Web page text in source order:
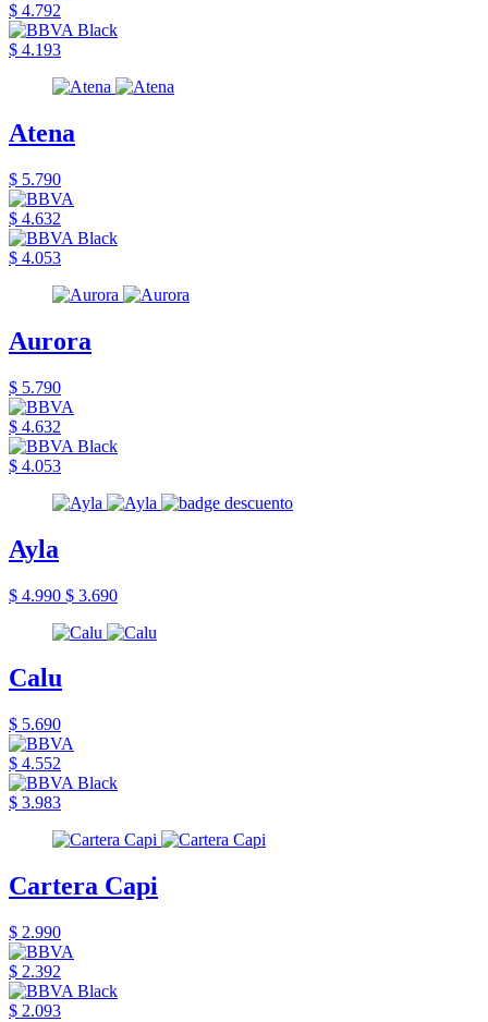
$ 4.792
$ 4.193
Atena
$ 5.790
$ 4.632
$ 4.053
Aurora
$ 5.790
$ 4.632
$ 4.053
Ayla
$ 4.990 $ 3.690
Calu
$ 5.690
$ 4.552
$ 3.983
Cartera Capi
$ 2.990
$ 2.392
$ 2.093